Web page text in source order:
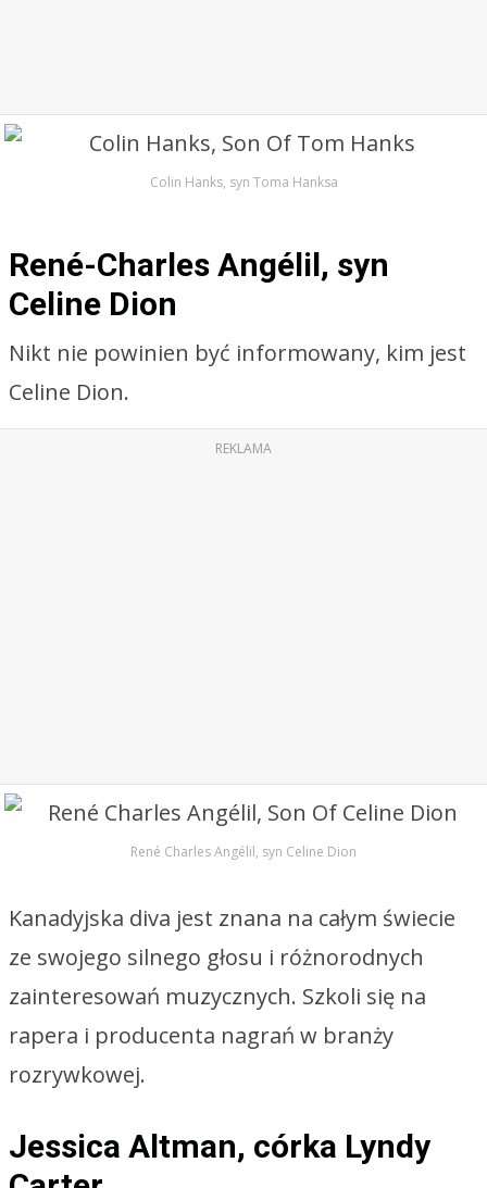
Colin Hanks, syn Toma Hanksa
René-Charles Angélil, syn
Celine Dion
Nikt nie powinien być informowany, kim jest
Celine Dion.
REKLAMA
René Charles Angélil, syn Celine Dion
Kanadyjska diva jest znana na całym świecie
ze swojego silnego głosu i różnorodnych
zainteresowań muzycznych. Szkoli się na
rapera i producenta nagrań w branży
rozrywkowej.
Jessica Altman, córka Lyndy